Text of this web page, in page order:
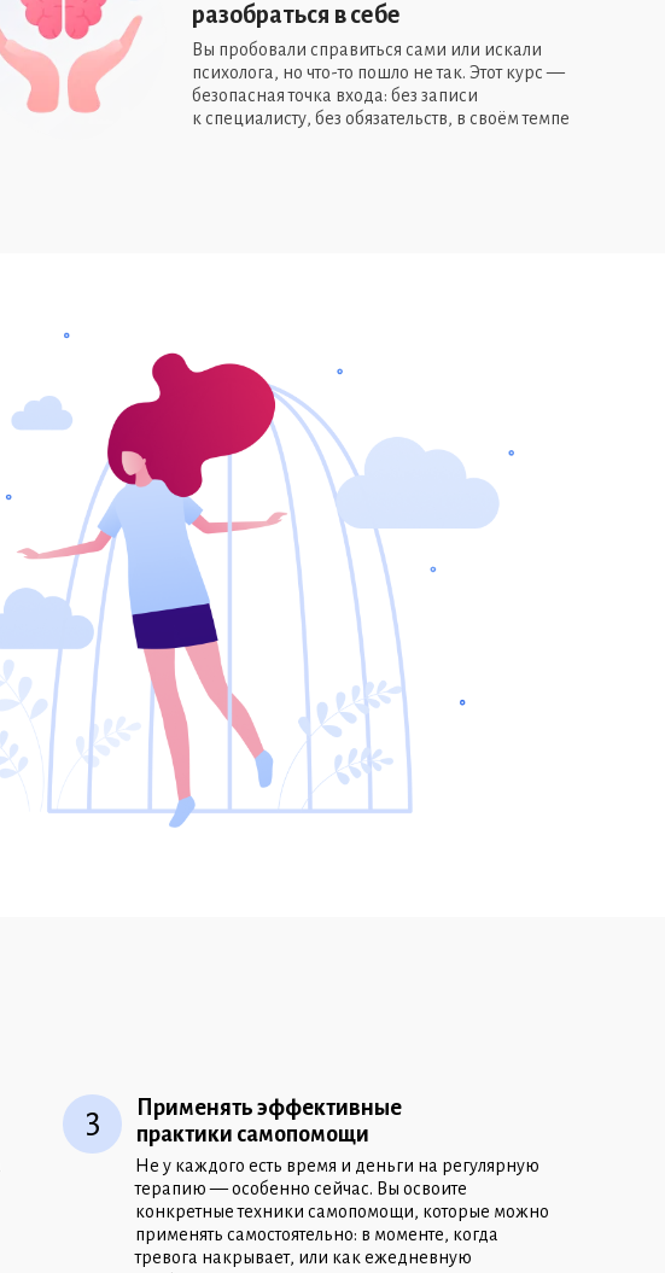
разобраться в себе
Вы пробовали справиться сами или искали
психолога, но что-то пошло не так. Этот курс —
безопасная точка входа: без записи
к специалисту, без обязательств, в своём темпе
Применять эффективные
практики самопомощи
Не у каждого есть время и деньги на регулярную
терапию — особенно сейчас. Вы освоите
конкретные техники самопомощи, которые можно
применять самостоятельно: в моменте, когда
тревога накрывает, или как ежедневную
3